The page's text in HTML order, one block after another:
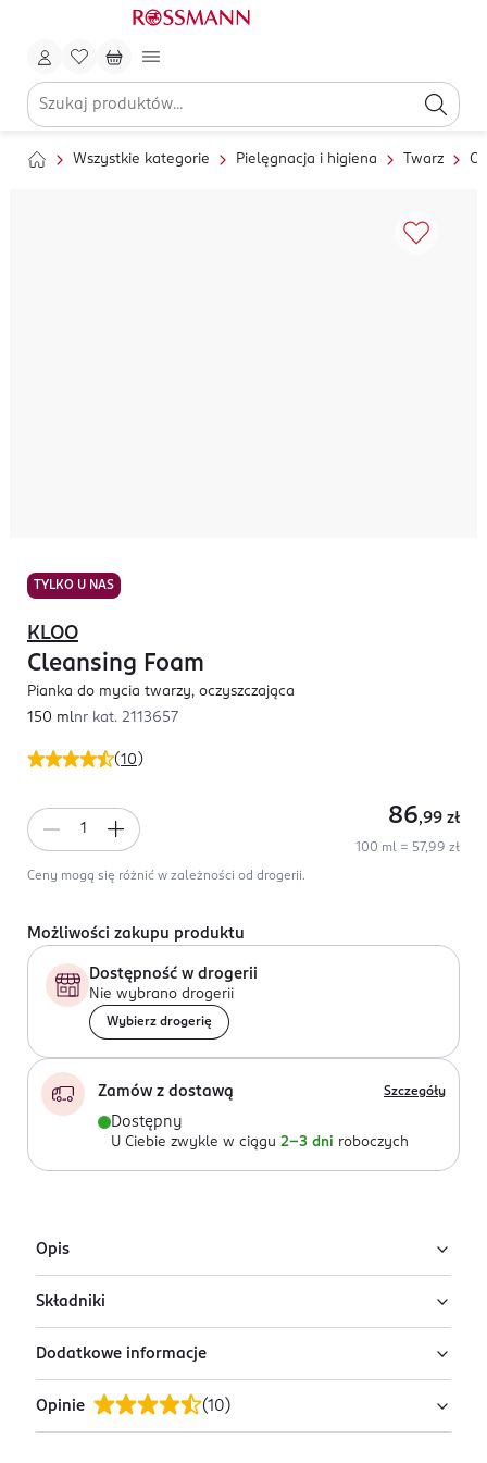
Wszystkie kategorie Pielęgnacja i higiena Twarz
TYLKO U NAS
(10 )
KLOO
Cleansing Foam
Pianka do mycia twarzy, oczyszczająca
150 mlnr kat. 2113657
86,99 zł
100 ml = 57,99 zł
Ceny mogą się różnić w zależności od drogerii.
Możliwości zakupu produktu
Dostępność w drogerii
Nie wybrano drogerii
Wybierz drogerię
Zamów z dostawą Szczegóły
Dostępny
U Ciebie zwykle w ciągu 2-3 dni roboczych
Opis
KLOO Cleansing Foam to
oczyszczająca.
Delikatnie i skutecznie usuwa zanieczyszczenia,
sebum oraz pozostałości makijażu
Nawilża i chroni skórę przed utratą wilgoci
Składniki
Ingredients: Aqua, Sodium Lauroyl Sarcosinate, Sodium
Lauryl Sulfoacetate, Caprylyl/Capryl Glucoside,
Maltooligosyl Glucoside, Glycerin, Trehalose,
Hydrogenated Starch Hydrolysate, Betaine, Centella
Dodatkowe informacje
PRZYGOTOWANIE I STOSOWANIE
Zwilż twarz wodą. Nanieś niewielką ilość pianki na
Opinie (10 )